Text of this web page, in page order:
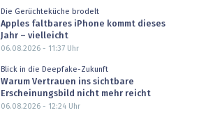
Die Gerüchteküche brodelt
Apples faltbares iPhone kommt dieses
Jahr – vielleicht
06.08.2026 - 11:37Uhr
Blick in die Deepfake-Zukunft
Warum Vertrauen ins sichtbare
Erscheinungsbild nicht mehr reicht
06.08.2026 - 12:24Uhr